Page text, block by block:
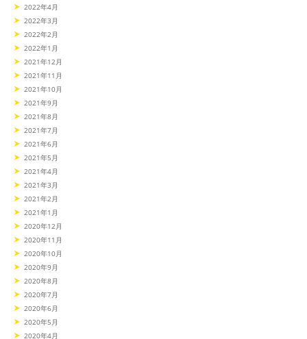
2022年4月
2022年3月
2022年2月
2022年1月
2021年12月
2021年11月
2021年10月
2021年9月
2021年8月
2021年7月
2021年6月
2021年5月
2021年4月
2021年3月
2021年2月
2021年1月
2020年12月
2020年11月
2020年10月
2020年9月
2020年8月
2020年7月
2020年6月
2020年5月
2020年4月